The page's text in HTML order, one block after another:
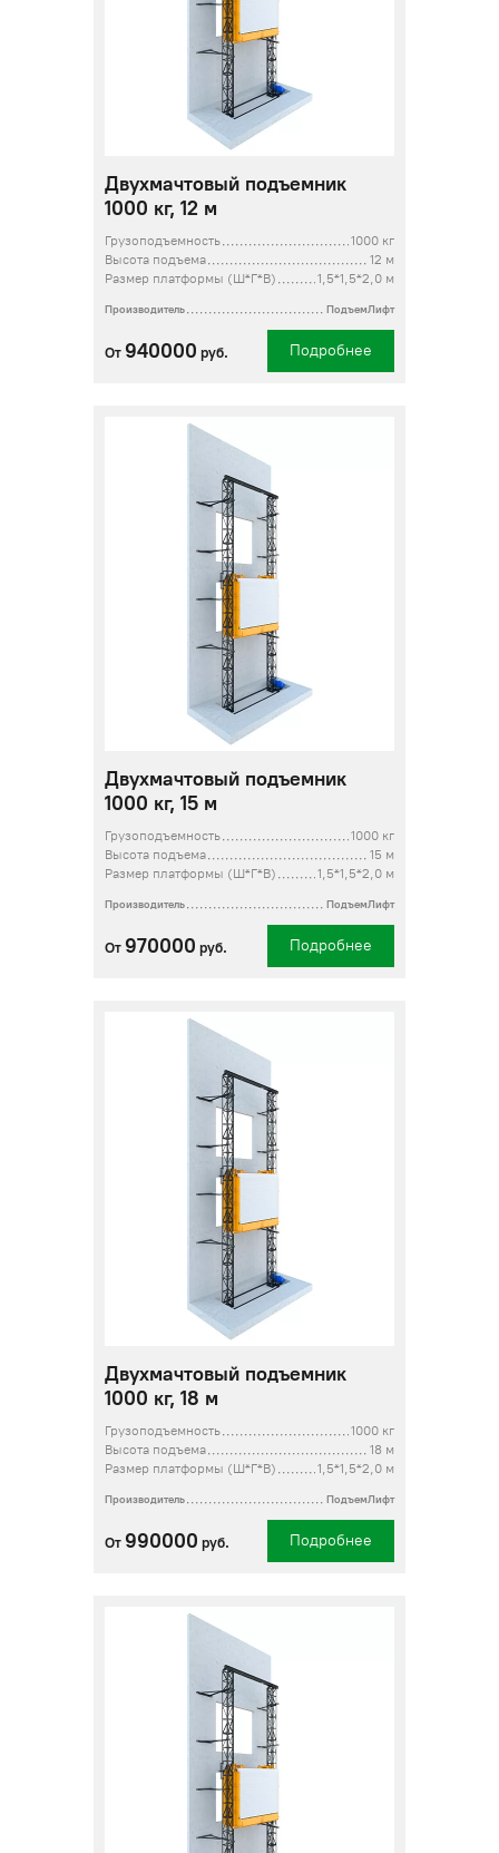
Двухмачтовый подъемник
1000 кг, 12 м
Грузоподъемность
1000 кг
Высота подъема
12 м
Размер платформы (Ш*Г*В)
1,5*1,5*2,0 м
Производитель ПодъемЛифт
От 940000 руб. Подробнее
Двухмачтовый подъемник
1000 кг, 15 м
Грузоподъемность
1000 кг
Высота подъема
15 м
Размер платформы (Ш*Г*В)
1,5*1,5*2,0 м
Производитель ПодъемЛифт
От 970000 руб. Подробнее
Двухмачтовый подъемник
1000 кг, 18 м
Грузоподъемность
1000 кг
Высота подъема
18 м
Размер платформы (Ш*Г*В)
1,5*1,5*2,0 м
Производитель ПодъемЛифт
От 990000 руб. Подробнее